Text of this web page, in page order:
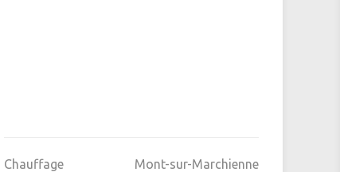
Chauffage Mont-sur-Marchienne